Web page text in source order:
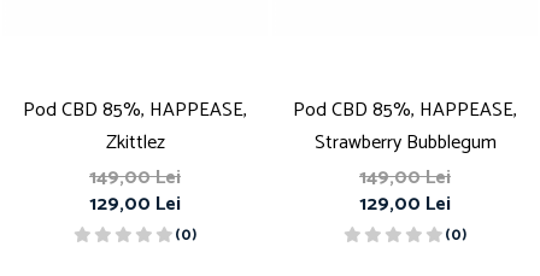
Pod CBD 85%, HAPPEASE,
Zkittlez
149,00 Lei
129,00 Lei
(0)
Pod CBD 85%, HAPPEASE,
Strawberry Bubblegum
149,00 Lei
129,00 Lei
(0)